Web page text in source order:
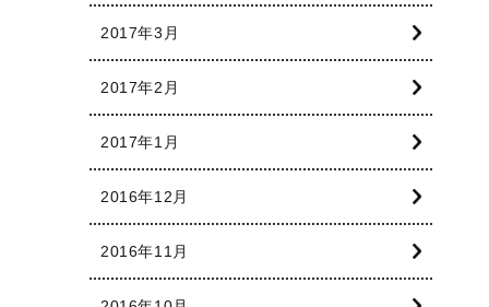
2017年3月
2017年2月
2017年1月
2016年12月
2016年11月